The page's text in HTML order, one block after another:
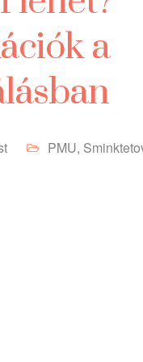
a
PMU,